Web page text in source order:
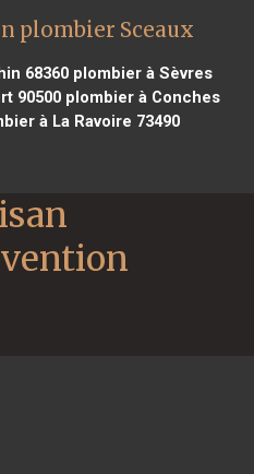
plombier Sceaux
68360plombier à Sèvres
90500plombier à Conches
à La Ravoire 73490